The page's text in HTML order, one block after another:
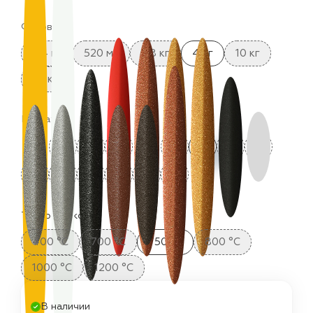
Фасовка:
0.4 кг 520 мл 0.8 кг 4 кг
10 кг
25 кг
Цвета:
Термостойкость:
400 °C 700 °C 750 °C
800 °C
1000 °C
1200 °C
В наличии